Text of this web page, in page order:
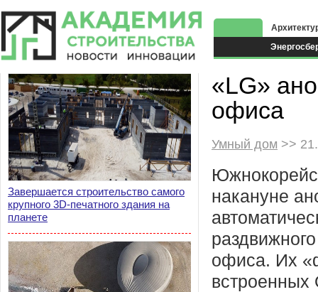
Завершается строительство самого
крупного 3D-печатного здания на
планете
«LG»
офиса
Умный дом >>
накануне
офиса. Их
встроенных